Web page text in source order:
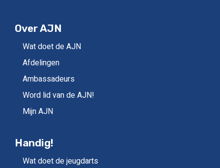
Over AJN
Wat doet de AJN
Afdelingen
Ambassadeurs
Word lid van de AJN!
Mijn AJN
Handig!
Wat doet de jeugdarts